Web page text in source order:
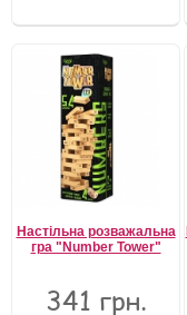
Настільна розважальна
гра "Number Tower"
341 грн.